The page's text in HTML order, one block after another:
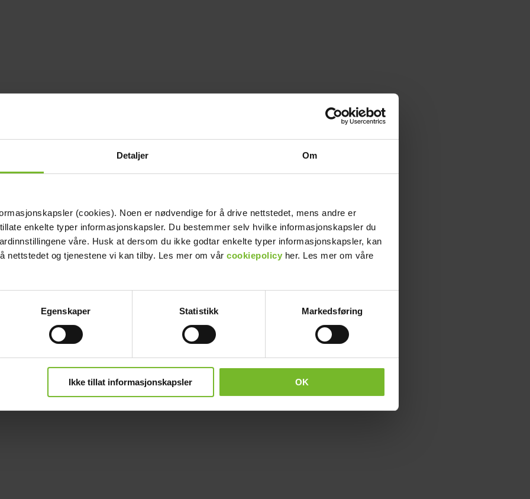
Detaljer Om
(cookies). Noen er nødvendige for å drive nettstedet, mens andre er
enkelte typer informasjonskapsler. Du bestemmer selv hvilke informasjonskapsler du
våre. Husk at dersom du ikke godtar enkelte typer informasjonskapsler, kan
nettstedet og tjenestene vi kan tilby. Les mer om vår cookiepolicy her. Les mer om våre
Egenskaper Statistikk Markedsføring
Ikke tillat informasjonskapsler OK